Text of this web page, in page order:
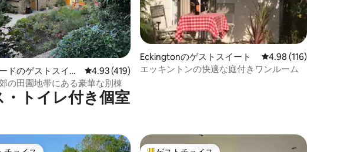
4.98つ星の平均評価
ドのゲストスイー
レビュー419件、5つ星中4.93つ星の平均評価
4.93 (419)
の田園地帯にある豪華な別棟
Eckingtonのゲストスイート レビュー116件、5つ
4.98 (116)
エッキントンの快適な庭付きワンルーム
トイレ付き個室